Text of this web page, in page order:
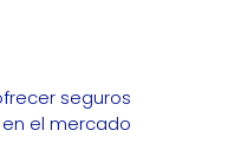
seguros
el mercado